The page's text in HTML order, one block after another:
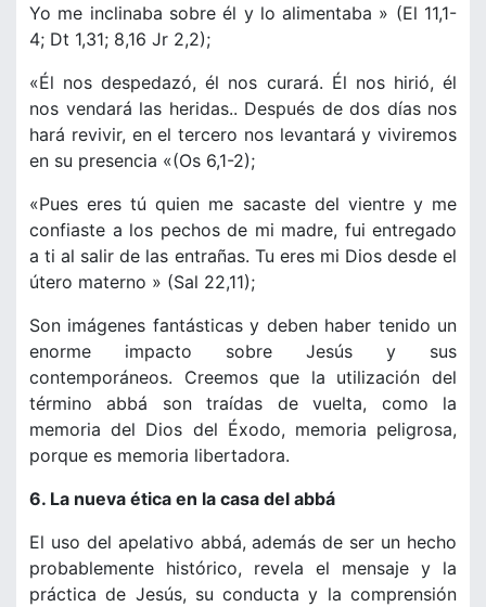
Yo me inclinaba sobre él y lo alimentaba » (El 11,1-
4; Dt 1,31; 8,16 Jr 2,2);
«Él nos despedazó, él nos curará. Él nos hirió, él
nos vendará las heridas.. Después de dos días nos
hará revivir, en el tercero nos levantará y viviremos
en su presencia «(Os 6,1-2);
«Pues eres tú quien me sacaste del vientre y me
confiaste a los pechos de mi madre, fui entregado
a ti al salir de las entrañas. Tu eres mi Dios desde el
útero materno » (Sal 22,11);
Son imágenes fantásticas y deben haber tenido un
enorme impacto sobre Jesús y sus
contemporáneos. Creemos que la utilización del
término abbá son traídas de vuelta, como la
memoria del Dios del Éxodo, memoria peligrosa,
porque es memoria libertadora.
6. La nueva ética en la casa del abbá
El uso del apelativo abbá, además de ser un hecho
probablemente histórico, revela el mensaje y la
práctica de Jesús, su conducta y la comprensión